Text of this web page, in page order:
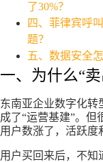
了30%？
四、菲律宾呼
题？
五、数据安全
一、为什么“卖
东南亚企业数字化转
成了“运营基建”。但
用户数涨了，活跃度
用户买回来后，不知